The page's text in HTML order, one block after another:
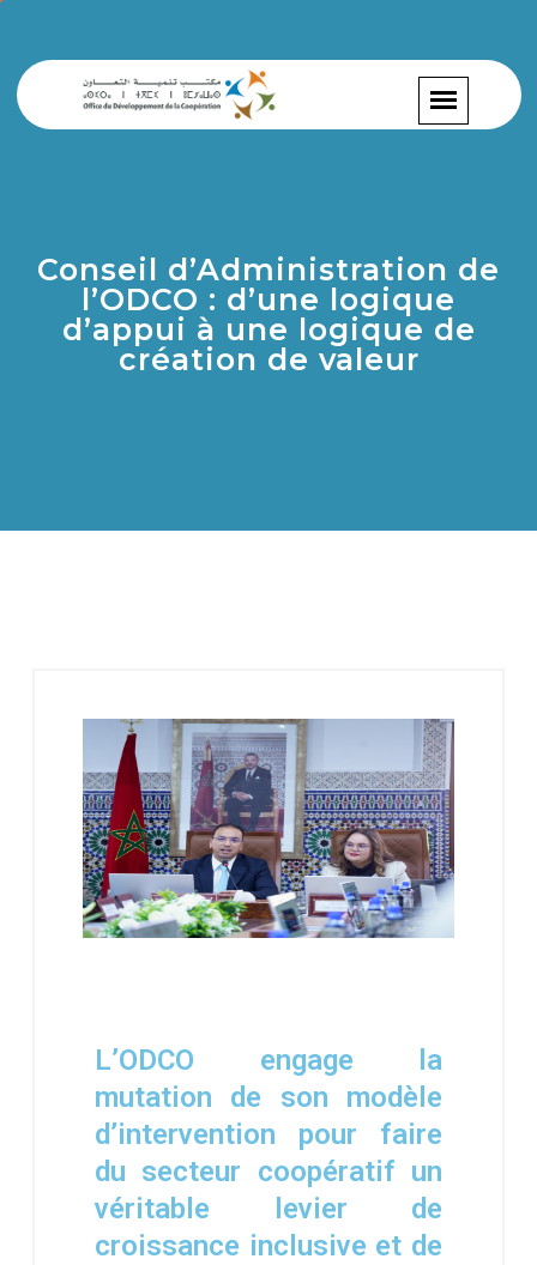
Conseil d’Administration de
l’ODCO : d’une logique
d’appui à une logique de
création de valeur
L’ODCO engage la
mutation de son modèle
d’intervention pour faire
du secteur coopératif un
véritable levier de
croissance inclusive et de